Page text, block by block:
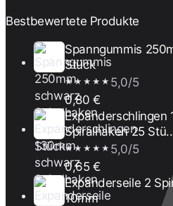
Bestbewertete Produkte
Spanngummis
Stück
★★★★★ 5,0/5
0,80 €
Expanderschlingen
Spiralhaken 25
★★★★★ 5,0/5
0,65 €
Expanderseile 2
10mm